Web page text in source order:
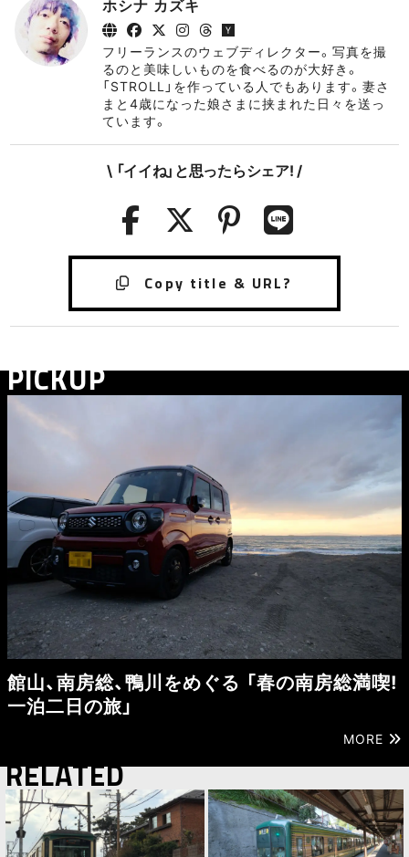
ホシナ カズキ
フリーランスのウェブディレクター。写真を撮
るのと美味しいものを食べるのが大好き。
「STROLL」を作っている人でもあります。妻さ
まと4歳になった娘さまに挟まれた日々を送っ
ています。
\ 「イイね」と思ったらシェア! /
PICKUP
館山、南房総、鴨川をめぐる 「春の南房総満喫!
一泊二日の旅」
MORE
RELATED